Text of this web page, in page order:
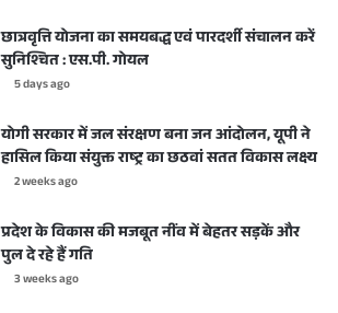
छात्रवृत्ति योजना का समयबद्ध एवं पारदर्शी संचालन करें
सुनिश्चित : एस.पी. गोयल
5 days ago
योगी सरकार में जल संरक्षण बना जन आंदोलन, यूपी ने
हासिल किया संयुक्त राष्ट्र का छठवां सतत विकास लक्ष्य
2 weeks ago
प्रदेश के विकास की मजबूत नींव में बेहतर सड़कें और
पुल दे रहे हैं गति
3 weeks ago